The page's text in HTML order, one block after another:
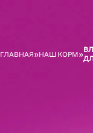
ГЛАВНАЯ НАШ КОРМ